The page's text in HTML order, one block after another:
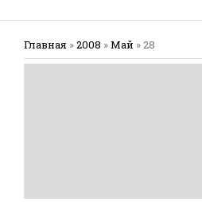
Главная »2008 »Май »28